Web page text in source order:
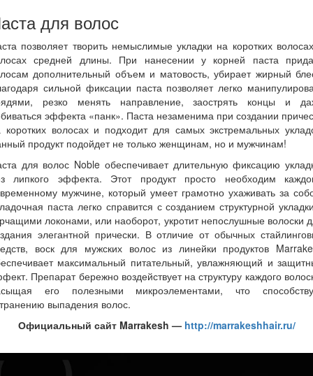
для волос
позволяет творить немыслимые укладки на коротких
средней длины. При нанесении у корней паста
дополнительный объем и матовость, убирает жирный
сильной фиксации паста позволяет легко
резко менять направление, заострять концы и
эффекта «панк». Паста незаменима при создании
коротких волосах и подходит для самых экстремальных
продукт подойдет не только женщинам, но и мужчинам!
для волос Noble обеспечивает длительную фиксацию
липкого эффекта. Этот продукт просто необходим
мужчине, который умеет грамотно ухаживать за
паста легко справится с созданием структурной
локонами, или наоборот, укротит непослушные волоски
элегантной прически. В отличие от обычных
воск для мужских волос из линейки продуктов
максимальный питательный, увлажняющий и
Препарат бережно воздействует на структуру каждого
его полезными микроэлементами, что
выпадения волос.
Официальный сайт Marrakesh — http://marrakeshhair.ru/